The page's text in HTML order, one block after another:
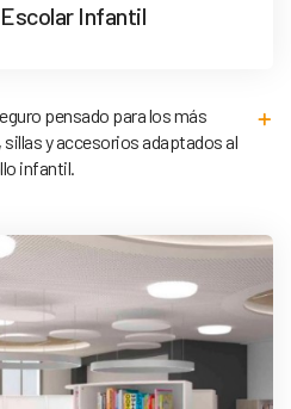
Infantil
pensado para los más
y accesorios adaptados al
infantil.